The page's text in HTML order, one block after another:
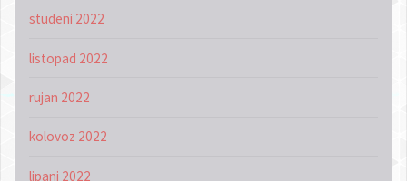
studeni 2022
listopad 2022
rujan 2022
kolovoz 2022
lipanj 2022